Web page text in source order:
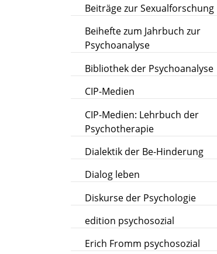
Beiträge zur Sexualforschung
Beihefte zum Jahrbuch zur
Psychoanalyse
Bibliothek der Psychoanalyse
CIP-Medien
CIP-Medien: Lehrbuch der
Psychotherapie
Dialektik der Be-Hinderung
Dialog leben
Diskurse der Psychologie
edition psychosozial
Erich Fromm psychosozial